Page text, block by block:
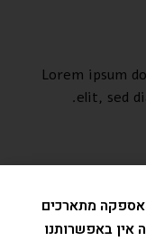
Lorem ipsum
elit, sed
מתארכים
אין באפשרותנו